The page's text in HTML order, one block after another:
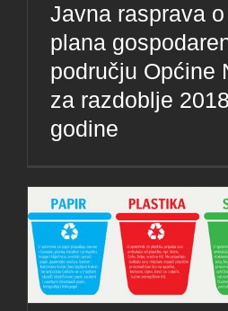
Javna rasprava
plana
području Općine
za razdoblje
godine